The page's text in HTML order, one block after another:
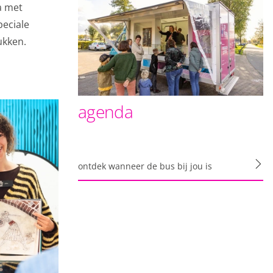
met
agenda
ontdek wanneer de bus bij jou is
van de
onze sites elke dag
Maakt opslag
Maakt
analyse,
te wachten. Die